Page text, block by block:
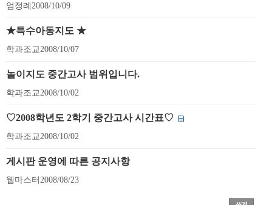
엄정례 2008/10/09
★특수아동지도 ★
학과조교 2008/10/07
놀이지도 중간고사 범위입니다.
학과조교 2008/10/02
♡2008학년도 2학기 중간고사 시간표♡
학과조교 2008/10/02
게시판 운영에 따른 공지사항
웹마스터 2008/08/23